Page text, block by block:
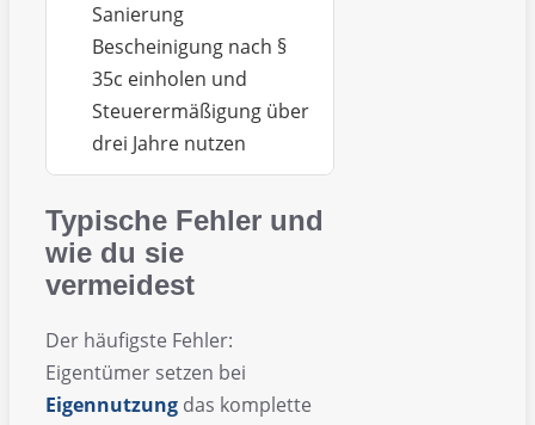
Sanierung
Bescheinigung nach §
35c einholen und
Steuerermäßigung über
drei Jahre nutzen
Typische Fehler und
wie du sie
vermeidest
Der häufigste Fehler:
Eigentümer setzen bei
Eigennutzung das komplette